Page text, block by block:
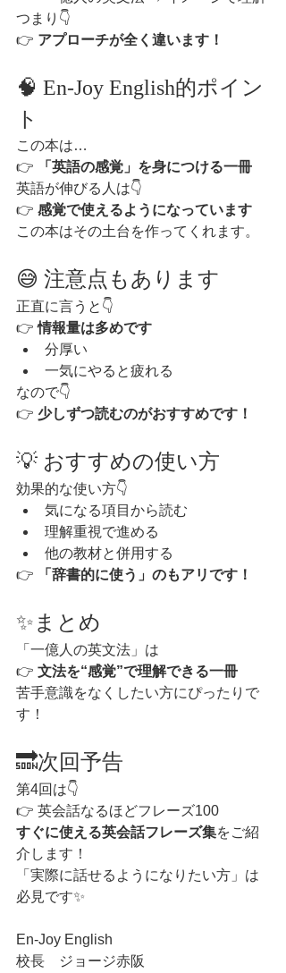
つまり👇
👉 アプローチが全く違います！
🧠 En-Joy English的ポイン
ト
この本は…
👉
「英語の感覚」を身につける一冊
英語が伸びる人は👇
👉 感覚で使えるようになっています
この本はその土台を作ってくれます。
😅 注意点もあります
正直に言うと👇
👉 情報量は多めです
分厚い
一気にやると疲れる
なので👇
👉 少しずつ読むのがおすすめです！
💡 おすすめの使い方
効果的な使い方👇
気になる項目から読む
理解重視で進める
他の教材と併用する
👉
「辞書的に使う」のもアリです！
✨まとめ
「一億人の英文法」は
👉 文法を“感覚”で理解できる一冊
苦手意識をなくしたい方にぴったりで
す！
🔜次回予告
第4回は👇
👉 英会話なるほどフレーズ100
すぐに使える英会話フレーズ集をご紹
介します！
「実際に話せるようになりたい方」は
必見です✨
En-Joy English
校長　ジョージ赤阪